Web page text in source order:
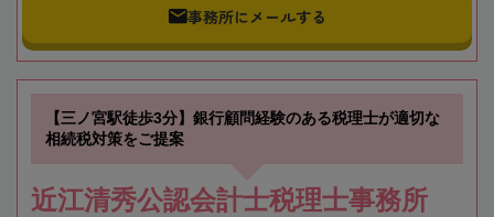
事務所にメールする
【三ノ宮駅徒歩3分】銀行顧問経験のある税理士が適切な
相続税対策をご提案
近江清秀公認会計士税理士事務所